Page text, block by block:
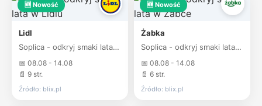
🆕 Nowość
Lidl
Soplica - odkryj smaki lata w Lidlu
📅 08.08 - 14.08
📄 9 str.
Źródło: blix.pl
🆕 Nowość
Żabka
Soplica - odkryj smaki lata w Żabce
📅 08.08 - 14.08
📄 6 str.
Źródło: blix.pl